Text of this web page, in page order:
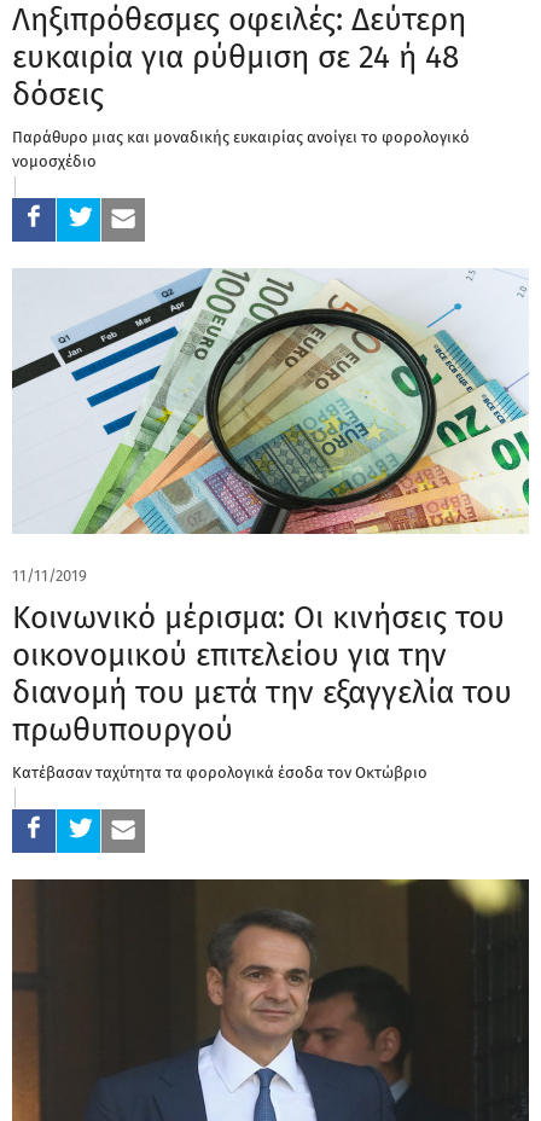
Ληξιπρόθεσμες οφειλές: Δεύτερη
ευκαιρία για ρύθμιση σε 24 ή 48
δόσεις
Παράθυρο μιας και μοναδικής ευκαιρίας ανοίγει το φορολογικό
νομοσχέδιο
11/11/2019
Κοινωνικό μέρισμα: Οι κινήσεις του
οικονομικού επιτελείου για την
διανομή του μετά την εξαγγελία του
πρωθυπουργού
Κατέβασαν ταχύτητα τα φορολογικά έσοδα τον Οκτώβριο